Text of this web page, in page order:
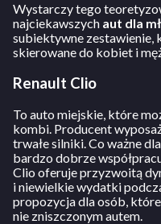
Wystarczy tego
najciekawszych aut dla
subiektywne zestawienie,
skierowane do kobiet i
Renault Clio
To auto miejskie, które
kombi. Producent
trwałe silniki. Co ważne
bardzo dobrze
Clio oferuje przyzwoitą
i niewielkie wydatki
propozycja dla osób,
nie zniszczonym autem.